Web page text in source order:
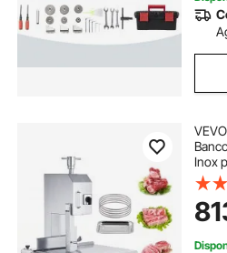
morsa da banco per
Inox